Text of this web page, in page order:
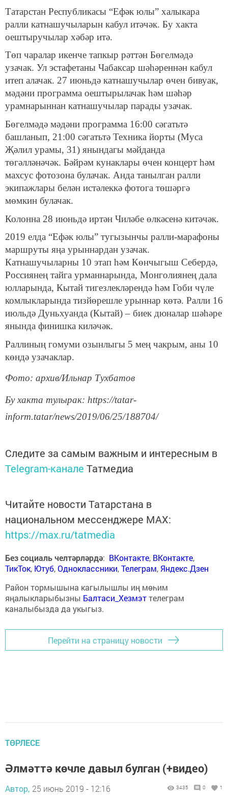
Татарстан Республикасы “Ефәк юлы” халыкара
ралли катнашучыларын кабул итәчәк. Бу хакта
оештыручылар хәбәр итә.
Төп чаралар икенче тапкыр рәттән Бөгелмәдә
узачак. Ул эстафетаны Чабаксар шәһәреннән кабул
итеп алачак. 27 июньдә катнашучылар өчен бивуак,
мәдәни программа оештырылачак һәм шәһәр
урамнарыннан катнашучылар парады узачак.
Бөгелмәдә мәдәни программа 16:00 сәгатьтә
башланып, 21:00 сәгатьтә Техника йорты (Муса
Җәлил урамы, 31) янындагы мәйданда
төгәлләнәчәк. Бәйрәм кунаклары өчен концерт һәм
махсус фотозона булачак. Анда танылган ралли
экипажлары белән истәлеккә фотога төшәргә
мөмкин булачак.
Колонна 28 июньдә иртән Чиләбе өлкәсенә китәчәк.
2019 елда “Ефәк юлы” тугызынчы ралли-марафоны
маршруты яңа урыннардан узачак.
Катнашучыларны 10 этап һәм Көнчыгыш Себердә,
Россиянең тайга урманнарында, Монголиянең дала
юлларында, Кытай тигезлекләрендә һәм Гоби чүле
комлыкларында тизйөрешле урыннар көтә. Ралли 16
июльдә Дуньхуанда (Кытай) – биек дюналар шәһәре
янында финишка киләчәк.
Раллиның гомуми озынлыгы 5 мең чакрым, аны 10
көндә узачаклар.
Фото: архив/Ильнар Тухбатов
Бу хакта тулырак: https://tatar-
inform.tatar/news/2019/06/25/188704/
Следите за самым важным и интересным в
Telegram-канале Татмедиа
Читайте новости Татарстана в
национальном мессенджере MАХ:
https://max.ru/tatmedia
Без социаль челтәрләрдә: ВКонтакте, ВКонтакте,
ТикТок, Ютуб,Одноклассники,Телеграм, Яндекс.Дзен
Район тормышына кагылышлы иң мөһим
яңалыкларыбызны Балтаси_Хезмэттелеграм
каналыбызда да укыгыз.
Перейти на страницу новости
ТӨРЛЕСЕ
Әлмәттә көчле давыл булган (+видео)
Автор, 25 июнь 2019 - 12:16 3435 0 1